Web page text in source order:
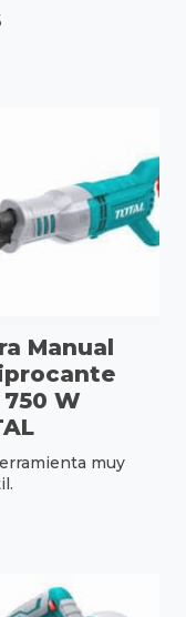
Manual
750 W
muy